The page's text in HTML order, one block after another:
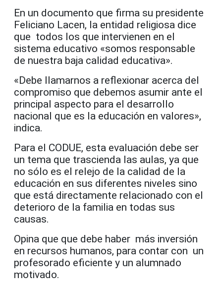
En un documento que firma su presidente
Feliciano Lacen, la entidad religiosa dice
que todos los que intervienen en el
sistema educativo «somos responsable
de nuestra baja calidad educativa».
«Debe llamarnos a reflexionar acerca del
compromiso que debemos asumir ante el
principal aspecto para el desarrollo
nacional que es la educación en valores»,
indica.
Para el CODUE, esta evaluación debe ser
un tema que trascienda las aulas, ya que
no sólo es el relejo de la calidad de la
educación en sus diferentes niveles sino
que está directamente relacionado con el
deterioro de la familia en todas sus
causas.
Opina que que debe haber más inversión
en recursos humanos, para contar con un
profesorado eficiente y un alumnado
motivado.